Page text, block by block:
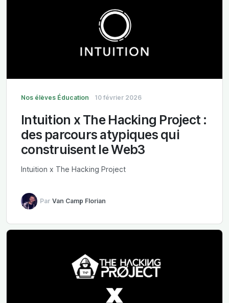
Nos élèves Éducation 10 février 2026
Intuition x The Hacking Project :
des parcours atypiques qui
construisent le Web3
Intuition x The Hacking Project
Par Van Camp Florian